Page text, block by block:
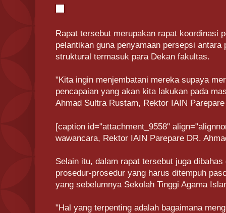
Rapat tersebut merupakan rapat koordinasi
pelantikan guna penyamaan persepsi antara
struktural termasuk para Dekan fakultas.
"Kita ingin menjembatani mereka supaya
pencapaian yang akan kita lakukan pada
Ahmad Sultra Rustam, Rektor IAIN
[caption id="attachment_9558"
wawancara, Rektor IAIN Parepare DR.
Selain itu, dalam rapat tersebut juga
prosedur-prosedur yang harus ditempuh
yang sebelumnya Sekolah Tinggi Agama
"Hal yang terpenting adalah bagaimana